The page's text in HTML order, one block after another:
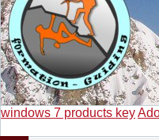
windows 7 products key